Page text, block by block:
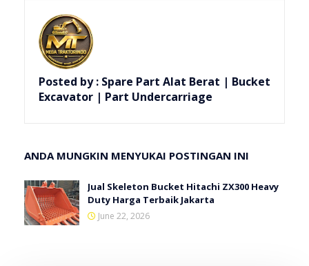
Posted by : Spare Part Alat Berat | Bucket
Excavator | Part Undercarriage
ANDA MUNGKIN MENYUKAI POSTINGAN INI
Jual Skeleton Bucket Hitachi ZX300 Heavy
Duty Harga Terbaik Jakarta
June 22, 2026